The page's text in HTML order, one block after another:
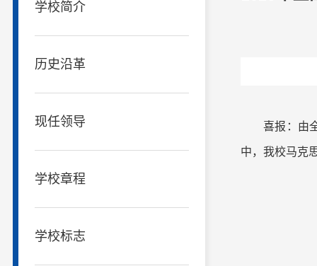
学校简介
历史沿革
现任领导
学校章程
学校标志
喜报 ：由
中，我校马克